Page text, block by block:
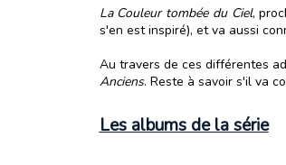
La Couleur tombée du Ciel,
s'en est inspiré), et va aussi
Au travers de ces différentes
Anciens. Reste à savoir s'il va
Les albums de la série